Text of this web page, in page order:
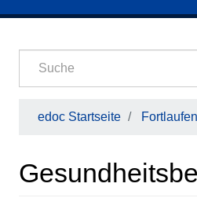
edoc Startseite